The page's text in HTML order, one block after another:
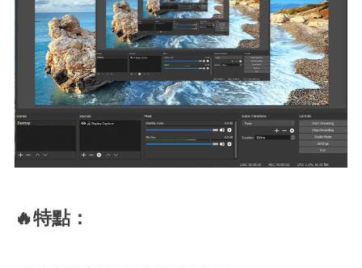
🔥特點：